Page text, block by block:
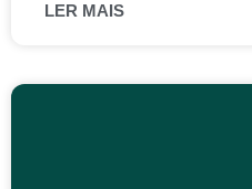
LER MAIS